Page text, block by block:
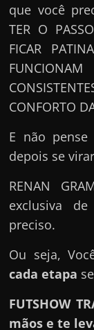
que você
TER O
FICAR
CONFORTO
E não
depois se
RENAN
exclusiva
preciso.
Ou seja,
cada etapa
FUTSHOW
mãos e te